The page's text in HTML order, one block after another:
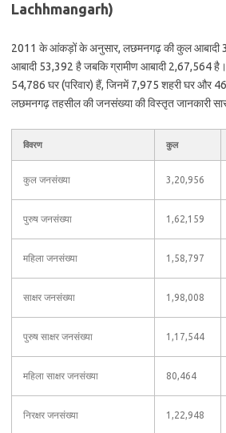
Lachhmangarh)
2011 के आंकड़ों के अनुसार, लछमनगढ़ की कुल आबादी
आबादी 53,392 है जबकि ग्रामीण आबादी 2,67,564
54,786 घर (परिवार) हैं, जिनमें 7,975 शहरी घर और
लछमनगढ़ तहसील की जनसंख्या की विस्तृत जानकारी
विवरण कुल
कुल जनसंख्या 3,20,956
पुरुष जनसंख्या 1,62,159
महिला जनसंख्या 1,58,797
साक्षर जनसंख्या 1,98,008
पुरुष साक्षर जनसंख्या 1,17,544
महिला साक्षर जनसंख्या 80,464
निरक्षर जनसंख्या 1,22,948